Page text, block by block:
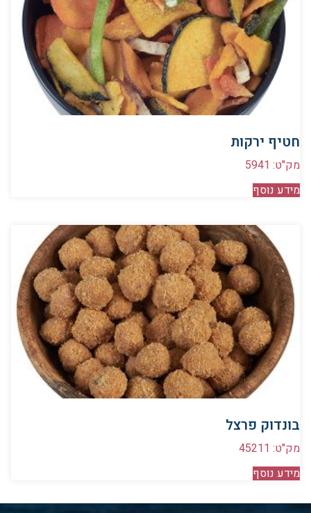
חטיף ירקות
מק"ט: 5941
מידע נוסף
בונדוק פרצל
מק"ט: 45211
מידע נוסף